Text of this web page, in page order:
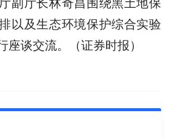
以及生态环境保护综合实验
座谈交流。（证券时报）